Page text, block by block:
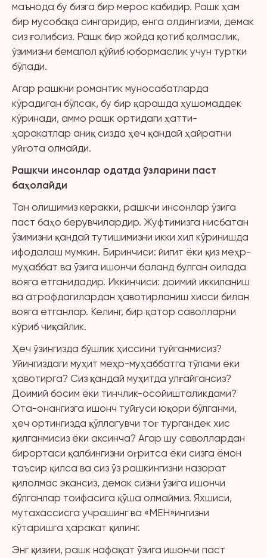
маънода бу бизга бир мерос кабидир. Рашк ҳам
бир мусобақа сингаридир, енга олдингизми, демак
сиз ғолибсиз. Рашк бир жойда қотиб қолмаслик,
ўзимизни бемалол қўйиб юбормаслик учун туртки
бўлади.
Агар рашкни романтик муносабатларда
кўрадиган бўлсак, бу бир қарашда ҳушомаддек
кўринади, аммо рашк ортидаги ҳатти-
ҳаракатлар аниқ сизда ҳеч қандай ҳайратни
уйғота олмайди.
Рашкчи инсонлар одатда ўзларини паст
баҳолайди
Тан олишимиз керакки, рашкчи инсонлар ўзига
паст баҳо берувчилардир. Жуфтимизга нисбатан
ўзимизни қандай тутишимизни икки хил кўринишда
ифодалаш мумкин. Биринчиси: йигит ёки қиз меҳр-
муҳаббат ва ўзига ишончи баланд булган оилада
вояга етганидадир. Иккинчиси: доимий иккиланиш
ва атрофдагилардан ҳавотирланиш хисси билан
вояга етганлар. Келинг, бир қатор саволларни
кўриб чиқайлик.
Ҳеч ўзингизда бўшлик ҳиссини туйганмисиз?
Уйингиздаги муҳит меҳр-муҳаббатга тўлами ёки
ҳавотирга? Сиз қандай муҳитда улғайгансиз?
Доимий босим ёки тинчлик-осойишталикдами?
Ота-онангизга ишонч туйғуси юқори бўлганми,
ҳеч ортингизда қўллагувчи тоғ тургандек хис
қилганмисиз ёки аксинча? Агар шу саволлардан
бирортаси қалбингизни оғритса ёки сизга ёмон
таъсир қилса ва сиз ўз рашкингизни назорат
қилолмас экансиз, демак сизни ўзига ишончи
бўлганлар тоифасига қўша олмаймиз. Яхшиси,
мутахассисга учрашинг ва «МЕН»ингизни
кўтаришга ҳаракат қилинг.
Энг қизиғи, рашк нафақат ўзига ишончи паст